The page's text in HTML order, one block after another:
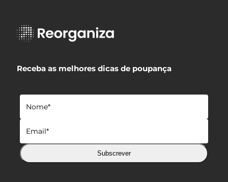
Receba as melhores dicas de poupança
Subscrever